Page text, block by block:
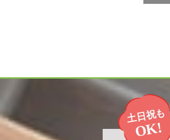
土日祝も
OK!